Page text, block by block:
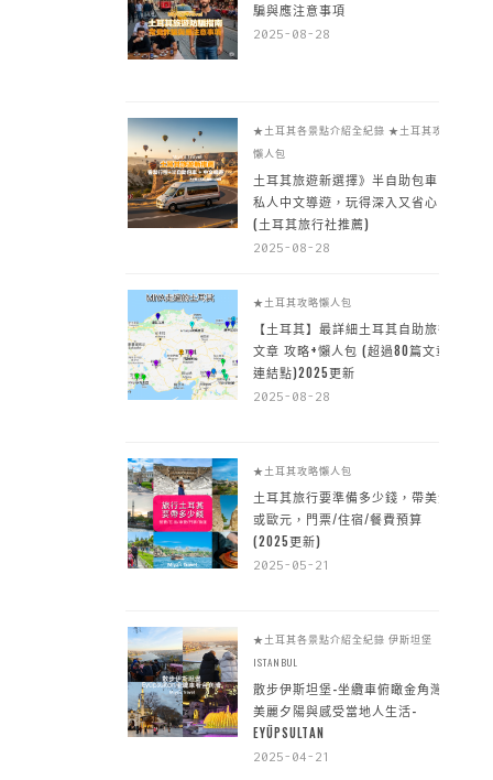
騙與應注意事項
2025-08-28
★土耳其各景點介紹全紀錄 ★土耳其攻略
懶人包
土耳其旅遊新選擇》半自助包車 +
私人中文導遊，玩得深入又省心
(土耳其旅行社推薦)
2025-08-28
★土耳其攻略懶人包
【土耳其】最詳細土耳其自助旅行
文章 攻略+懶人包 (超過80篇文章~
連結點)2025更新
2025-08-28
★土耳其攻略懶人包
土耳其旅行要準備多少錢，帶美金
或歐元，門票/住宿/餐費預算
(2025更新)
2025-05-21
★土耳其各景點介紹全紀錄 伊斯坦堡
ISTANBUL
散步伊斯坦堡-坐纜車俯瞰金角灣
美麗夕陽與感受當地人生活-
EYÜPSULTAN
2025-04-21